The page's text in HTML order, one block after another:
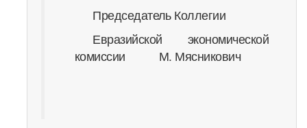
Председатель Коллегии
Евразийской экономической
комиссии М. Мясникович